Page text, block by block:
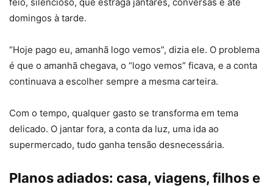
feio, silencioso, que estraga jantares, conversas e até
domingos à tarde.
“Hoje pago eu, amanhã logo vemos”, dizia ele. O problema
é que o amanhã chegava, o “logo vemos” ficava, e a conta
continuava a escolher sempre a mesma carteira.
Com o tempo, qualquer gasto se transforma em tema
delicado. O jantar fora, a conta da luz, uma ida ao
supermercado, tudo ganha tensão desnecessária.
Planos adiados: casa, viagens, filhos e